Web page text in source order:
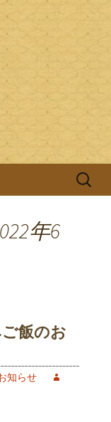
グ
「ひら井(ひ
ける継がれ
様へのおも
ら井に併設
っしょうあ
ない十割蕎
検
年6
飯のお
知らせ